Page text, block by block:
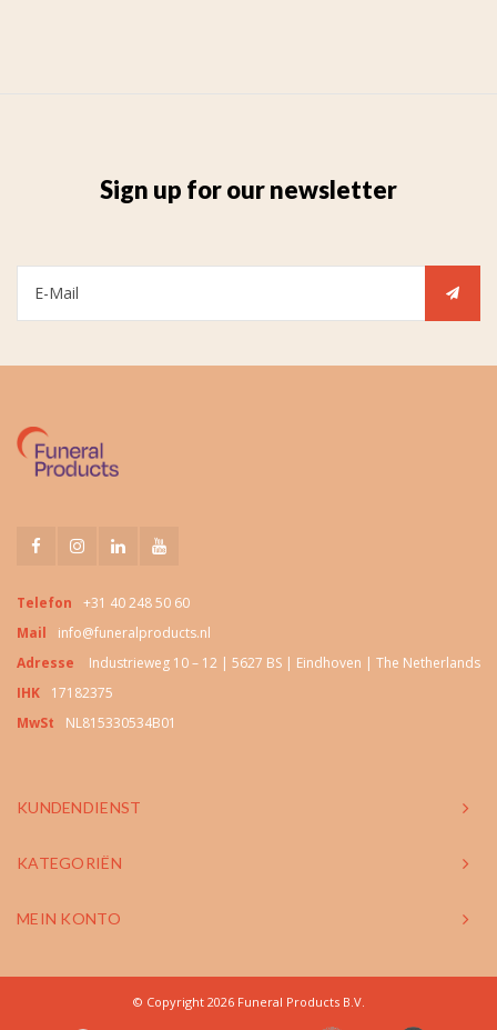
Sign up for our newsletter
Telefon
+31 40 248 50 60
Mail
info@funeralproducts.nl
Adresse
Industrieweg 10 – 12 | 5627 BS | Eindhoven | The Netherlands
IHK
17182375
MwSt
NL815330534B01
KUNDENDIENST
KATEGORIËN
MEIN KONTO
© Copyright 2026 Funeral Products B.V.